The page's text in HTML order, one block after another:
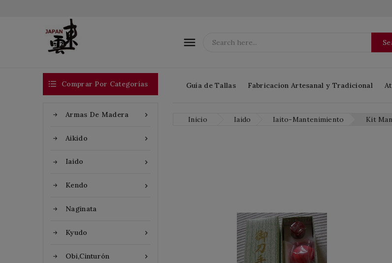

Guía de Tallas Fabricacion Artesanal y Tradicional
 Comprar Por Categorías

Armas De Madera

Aikido

Iaido

Kendo
Naginata

Kyudo

Obi,Cinturón
Inicio Iaido Iaito-Mantenimiento Kit